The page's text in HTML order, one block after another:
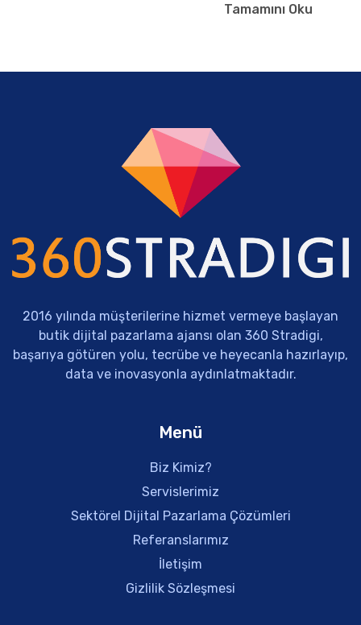
Tamamını Oku
2016 yılında müşterilerine hizmet vermeye başlayan
butik dijital pazarlama ajansı olan 360 Stradigi,
başarıya götüren yolu, tecrübe ve heyecanla hazırlayıp,
data ve inovasyonla aydınlatmaktadır.
Menü
Biz Kimiz?
Servislerimiz
Sektörel Dijital Pazarlama Çözümleri
Referanslarımız
İletişim
Gizlilik Sözleşmesi